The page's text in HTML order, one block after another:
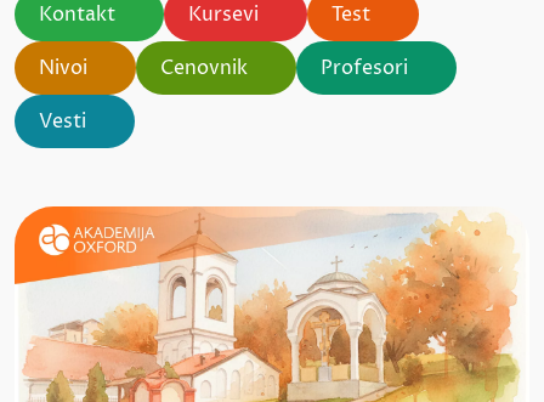
Kontakt Kursevi
Test
Nivoi
Cenovnik
Profesori
Vesti